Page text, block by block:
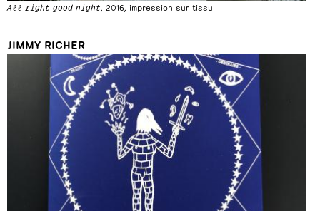
All right good night , 2016, impression sur tissu
JIMMY RICHER